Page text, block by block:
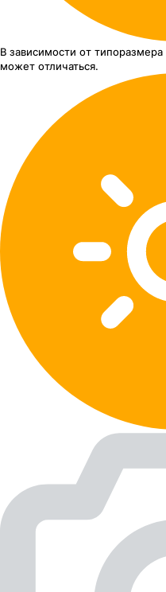
В зависимости от типоразмера
может отличаться.